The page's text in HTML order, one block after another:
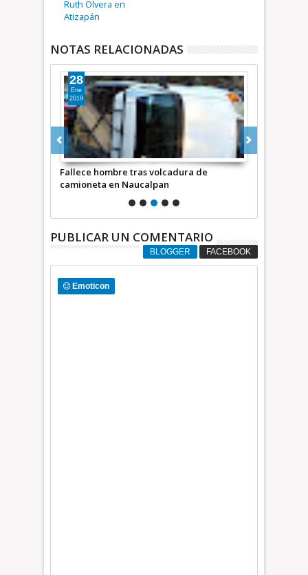
Ruth Olvera en
Atizapán
NOTAS RELACIONADAS
Fallece hombre tras volcadura de
camioneta en Naucalpan
28
Ene
2019
PUBLICAR UN COMENTARIO
BLOGGER FACEBOOK
Emoticon